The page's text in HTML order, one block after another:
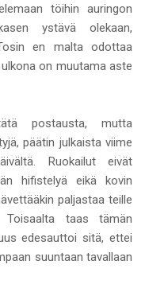
töihin auringon
ystävä olekaan,
en malta odottaa
on muutama aste
postausta, mutta
päätin julkaista viime
Ruokailut eivät
hifistelyä eikä kovin
paljastaa teille
taas tämän
edesauttoi sitä, ettei
suuntaan tavallaan